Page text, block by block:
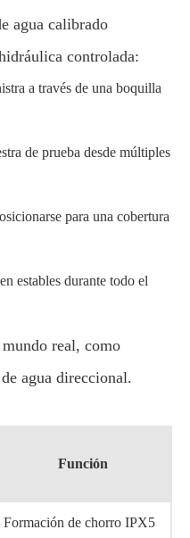
agua calibrado
controlada:
a través de una boquilla
de prueba desde múltiples
para una cobertura
estables durante todo el
real, como
agua direccional.
Función
Formación de chorro IPX5